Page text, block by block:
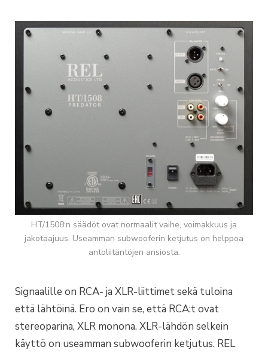
HT/1508:n säädöt ovat normaalit vaihe, voimakkuus ja
jakotaajuus. Useamman subwooferin ketjutus on helppoa
antoliitäntöjen ansiosta.
Signaalille on RCA- ja XLR-liittimet sekä tuloina
että lähtöinä. Ero on vain se, että RCA:t ovat
stereoparina, XLR monona. XLR-lähdön selkein
käyttö on useamman subwooferin ketjutus. REL